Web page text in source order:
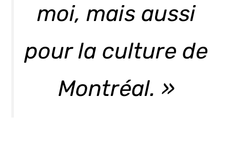
moi, mais aussi
pour la culture de
Montréal. »